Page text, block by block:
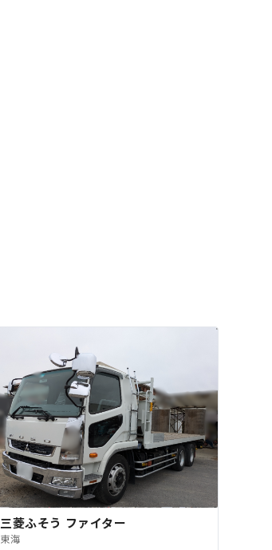
三菱ふそう ファイター
東海